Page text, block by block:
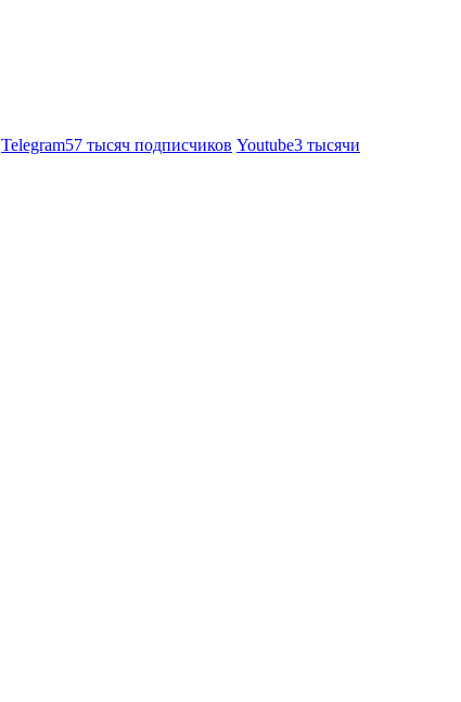
Telegram57 тысяч подписчиков Youtube3 тысячи